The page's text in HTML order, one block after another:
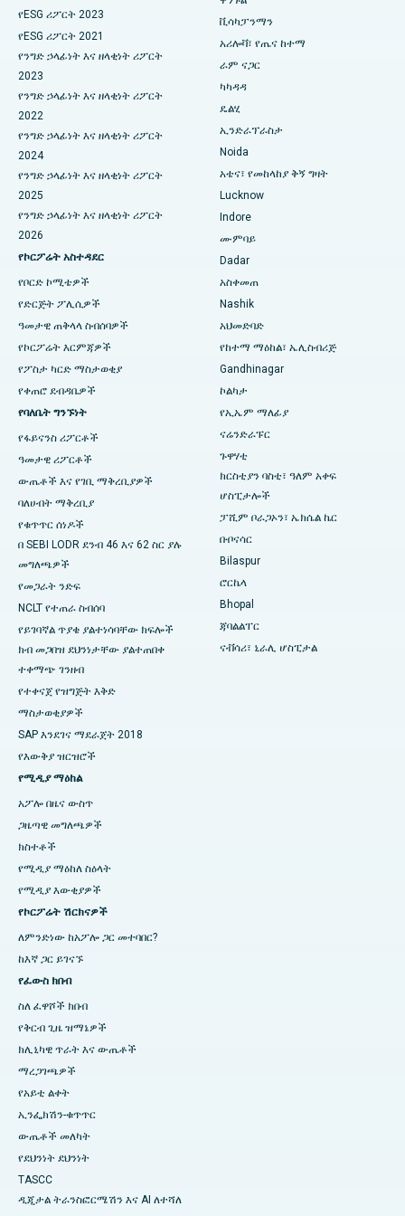
በካናል ሰርኩላር ሮድ፣ ኮልካታ ውስጥ ምርጥ ሆስፒታል
በሲቢዲ ቤላፑር፣ ናቪ ሙምባይ ውስጥ ምርጥ ሆስፒታል
በፓንቻቫቲ፣ ናሺክ ውስጥ ምርጥ ሆስፒታል
በሴኩንድራባድ፣ ሃይደራባድ ውስጥ ምርጥ ሆስፒታል
በሴሻድሪፑራም ፣ ባንጋሎር ውስጥ የሚገኝ ምርጥ ሆስፒታል
በቫልቴር ዋና መንገድ፣ ቪዛካፓትናም ውስጥ የሚገኘው ምርጥ ሆስፒታል
በሱባሽ ናጋር መንገድ፣ ካሪምናጋር ውስጥ ያለው ምርጥ ሆስፒታል
በማናጋሪ ፣ ካራኩዲ ውስጥ ምርጥ ሆስፒታል
በአሬፓሊ፣ ዋራንጋል ውስጥ ምርጥ ሆስፒታል
በአሬራ ኮሎኒ፣ ቦፓል ውስጥ ምርጥ ሆስፒታል
በጃያናጋር፣ ባንጋሎር ውስጥ የሚገኝ ምርጥ ሆስፒታል
ምርጥ ሆስፒታል በራምጂ ናጋር፣ ኔሎር
በሴክተር-19 ፣ ሩርኬላ ውስጥ ያለው ምርጥ ሆስፒታል
በስዋርጌት፣ ፑን ውስጥ ምርጥ ሆስፒታል
በደቡብ ዴልሂ ውስጥ ምርጥ የሴቶች የካንሰር ሆስፒታል
የሳይቶሎጂያዊ ቀዶ ጥገና
የሴራሚክ ጠቅላላ የጉልበት መተካት
ERCP
የESG ሪፖርት 2023
የESG ሪፖርት 2021
የንግድ ኃላፊነት እና ዘላቂነት ሪፖርት
2023
የንግድ ኃላፊነት እና ዘላቂነት ሪፖርት
2022
የንግድ ኃላፊነት እና ዘላቂነት ሪፖርት
2024
የንግድ ኃላፊነት እና ዘላቂነት ሪፖርት
2025
የንግድ ኃላፊነት እና ዘላቂነት ሪፖርት
2026
የኮርፖሬት አስተዳደር
የቦርድ ኮሚቴዎች
የድርጅት ፖሊሲዎች
ዓመታዊ ጠቅላላ ስብሰባዎች
የኮርፖሬት እርምጃዎች
የፖስታ ካርድ ማስታወቂያ
የቀጠሮ ደብዳቤዎች
የባለቤት ግንኙነት
የፋይናንስ ሪፖርቶች
ዓመታዊ ሪፖርቶች
ውጤቶች እና የገቢ ማቅረቢያዎች
ባለሀብት ማቅረቢያ
የቁጥጥር ሰነዶች
በ SEBI LODR ደንብ 46 እና 62 ስር ያሉ
መግለጫዎች
የመጋራት ንድፍ
NCLT የተጠራ ስብሰባ
የይገባኛል ጥያቄ ያልተነሳባቸው ክፍሎች
ክብ መጋበዝ ደህንነታቸው ያልተጠበቀ
ተቀማጭ ገንዘብ
የተቀናጀ የዝግጅት እቅድ
ማስታወቂያዎች
SAP እንደገና ማደራጀት 2018
የእውቅያ ዝርዝሮች
የሚዲያ ማዕከል
አፖሎ በዜና ውስጥ
ጋዜጣዊ መግለጫዎች
ክስተቶች
የሚዲያ ማዕከለ ስዕላት
የሚዲያ እውቂያዎች
የኮርፖሬት ሽርክናዎች
ለምንድነው ከአፖሎ ጋር መተባበር?
ከእኛ ጋር ይገናኙ
የፈውስ ክበብ
ስለ ፈዋሾች ክበብ
የቅርብ ጊዜ ዝማኔዎች
ክሊኒካዊ ጥራት እና ውጤቶች
ማረጋገጫዎች
የአይቲ ልቀት
ኢንፌክሽን-ቁጥጥር
ውጤቶች መለካት
የደህንነት ደህንነት
TASCC
ዲጂታል ትራንስፎርሜሽን እና AI ለተሻለ
ቪሳካፓንማን
አሪሎቫ፣ የጤና ከተማ
ራም ናጋር
ካካዳዳ
ዴልሂ
ኢንድራፕራስታ
Noida
አቴና፣ የመከላከያ ቅኝ ግዛት
Lucknow
Indore
ሙምባይ
Dadar
አስቀመጠ
Nashik
አህመድባድ
የከተማ ማዕከል፣ ኤሊስብሪጅ
Gandhinagar
ኮልካታ
የኢኤም ማለፊያ
ናሬንድራፑር
ጉዋሃቲ
ክርስቲያን ባስቲ፣ ዓለም አቀፍ
ሆስፒታሎች
ፓሺም ቦራጋኦን፣ ኤክሴል ኬር
ቡቦናሳር
Bilaspur
ሮርኬላ
Bhopal
ጃባልልፐር
ናቭሳሪ፣ ኒራሊ ሆስፒታል